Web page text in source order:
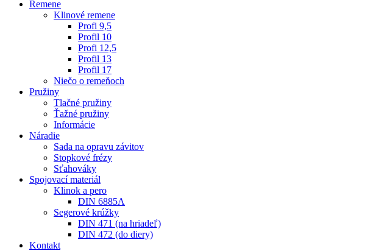
Remene
Klinové remene
Profi 9,5
Profil 10
Profi 12,5
Profil 13
Profil 17
Niečo o remeňoch
Pružiny
Tlačné pružiny
Ťažné pružiny
Informácie
Náradie
Sada na opravu závitov
Stopkové frézy
Sťahováky
Spojovací materiál
Klinok a pero
DIN 6885A
Segerové krúžky
DIN 471 (na hriadeľ)
DIN 472 (do diery)
Kontakt